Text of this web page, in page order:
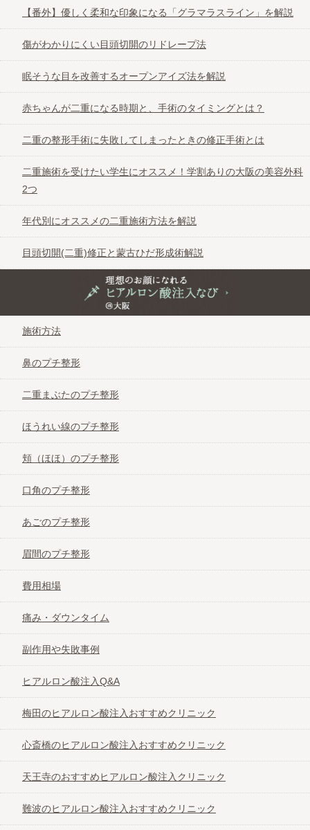
変化をイメージしよう
【番外】優しく柔和な印象になる「グラマラ
傷がわかりにくい目頭切開のリドレープ法
眠そうな目を改善するオープンアイズ法を解
説
赤ちゃんが二重になる時期と、手術のタイミ
二重の整形手術に失敗してしまったときの修
正手術とは
年代別にオススメの二重施術方法を解説
【番外】優しく柔和な印象になる「グラマラスライン」を解説
傷がわかりにくい目頭切開のリドレープ法
眠そうな目を改善するオープンアイズ法を解説
赤ちゃんが二重になる時期と、手術のタイミングとは？
二重の整形手術に失敗してしまったときの修正手術とは
二重施術を受けたい学生にオススメ！学割ありの大阪の美容外科
2つ
年代別にオススメの二重施術方法を解説
目頭切開(二重)修正と蒙古ひだ形成術解説
理想のお顔になれるヒアルロン酸注入なび＠大阪
施術方法
鼻のプチ整形
二重まぶたのプチ整形
ほうれい線のプチ整形
頬（ほほ）のプチ整形
口角のプチ整形
あごのプチ整形
眉間のプチ整形
費用相場
痛み・ダウンタイム
副作用や失敗事例
ヒアルロン酸注入Q&A
梅田のヒアルロン酸注入おすすめクリニック
心斎橋のヒアルロン酸注入おすすめクリニック
天王寺のおすすめヒアルロン酸注入クリニック
難波のヒアルロン酸注入おすすめクリニック